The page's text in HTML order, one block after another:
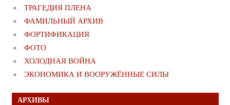
ТРАГЕДИЯ ПЛЕНА
ФАМИЛЬНЫЙ АРХИВ
ФОРТИФИКАЦИЯ
ФОТО
ХОЛОДНАЯ ВОЙНА
ЭКОНОМИКА И ВООРУЖЁННЫЕ СИЛЫ
АРХИВЫ